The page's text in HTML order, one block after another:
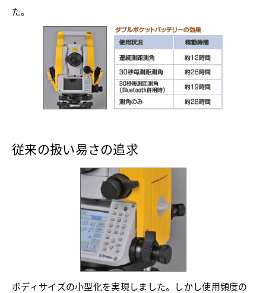
た。
従来の扱い易さの追求
ボディサイズの小型化を実現しました。しかし使用頻度の